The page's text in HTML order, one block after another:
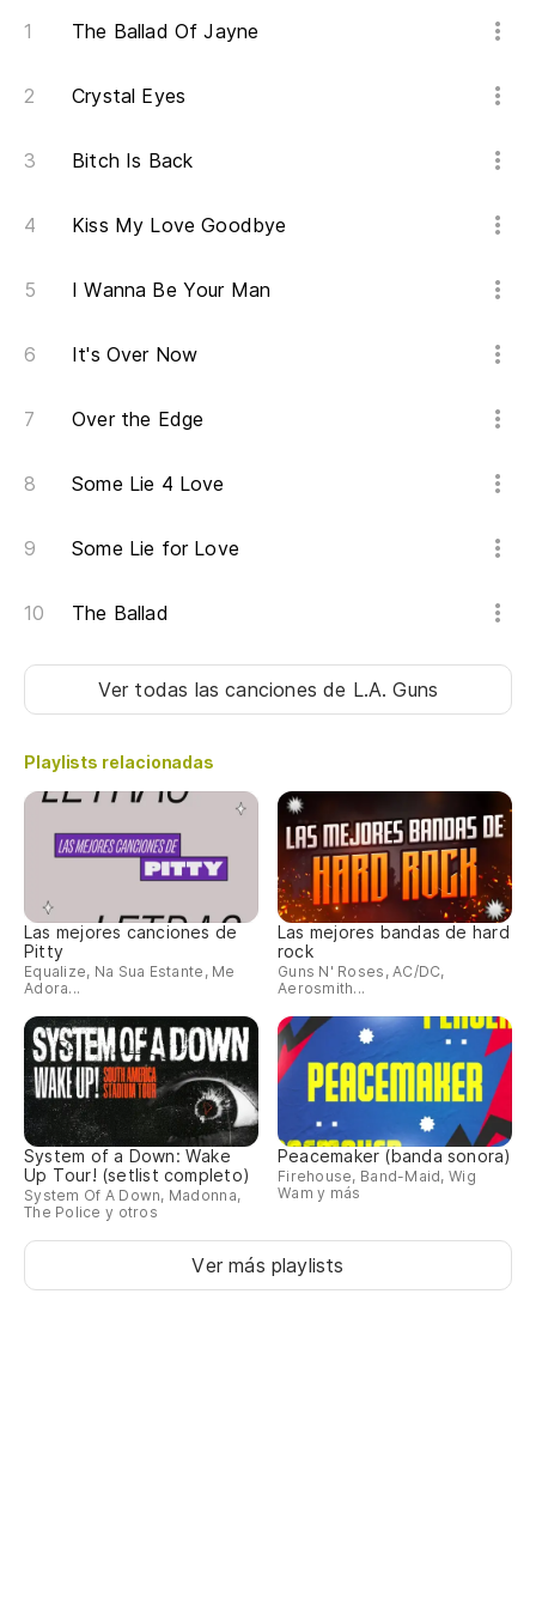
The Ballad Of Jayne
Crystal Eyes
Bitch Is Back
Kiss My Love Goodbye
I Wanna Be Your Man
It's Over Now
Over the Edge
Some Lie 4 Love
Some Lie for Love
The Ballad
Ver todas las cancionesde L.A. Guns
Playlists relacionadas
Las mejores canciones de
Pitty
Equalize, Na Sua Estante, Me
Adora...
Las mejores bandas de hard
rock
Guns N' Roses, AC/DC,
Aerosmith...
System of a Down: Wake
Up Tour! (setlist completo)
System Of A Down, Madonna,
The Police y otros
Peacemaker (banda sonora)
Firehouse, Band-Maid, Wig
Wam y más
Ver más playlists